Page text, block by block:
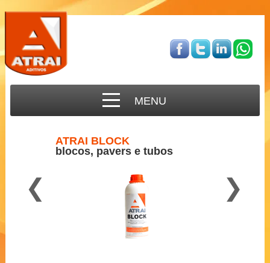
MENU
ATRAI BLOCK
blocos, pavers e tubos
❮ ❯